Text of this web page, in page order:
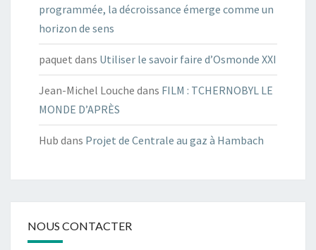
programmée, la décroissance émerge comme un
horizon de sens
paquet dans Utiliser le savoir faire d’Osmonde XXI
Jean-Michel Louche dans FILM : TCHERNOBYL LE
MONDE D’APRÈS
Hub dans Projet de Centrale au gaz à Hambach
NOUS CONTACTER